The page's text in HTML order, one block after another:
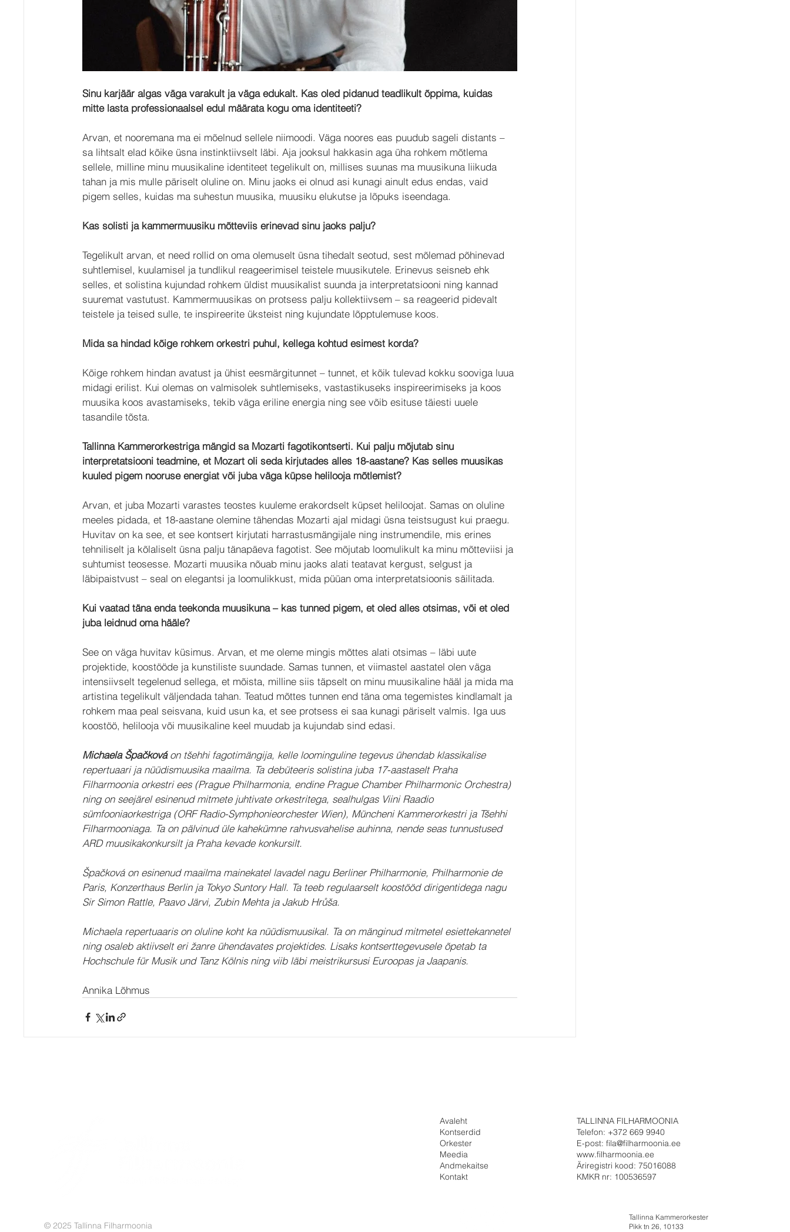
Sinu karjäär algas väga varakult ja väga edukalt. Kas oled pidanud teadlikult õppima, kuidas
mitte lasta professionaalsel edul määrata kogu oma identiteeti?
Arvan, et nooremana ma ei mõelnud sellele niimoodi. Väga noores eas puudub sageli distants –
sa lihtsalt elad kõike üsna instinktiivselt läbi. Aja jooksul hakkasin aga üha rohkem mõtlema
sellele, milline minu muusikaline identiteet tegelikult on, millises suunas ma muusikuna liikuda
tahan ja mis mulle päriselt oluline on. Minu jaoks ei olnud asi kunagi ainult edus endas, vaid
pigem selles, kuidas ma suhestun muusika, muusiku elukutse ja lõpuks iseendaga.
Kas solisti ja kammermuusiku mõtteviis erinevad sinu jaoks palju?
Tegelikult arvan, et need rollid on oma olemuselt üsna tihedalt seotud, sest mõlemad põhinevad
suhtlemisel, kuulamisel ja tundlikul reageerimisel teistele muusikutele. Erinevus seisneb ehk
selles, et solistina kujundad rohkem üldist muusikalist suunda ja interpretatsiooni ning kannad
suuremat vastutust. Kammermuusikas on protsess palju kollektiivsem – sa reageerid pidevalt
teistele ja teised sulle, te inspireerite üksteist ning kujundate lõpptulemuse koos.
Mida sa hindad kõige rohkem orkestri puhul, kellega kohtud esimest korda?
Kõige rohkem hindan avatust ja ühist eesmärgitunnet – tunnet, et kõik tulevad kokku sooviga luua
midagi erilist. Kui olemas on valmisolek suhtlemiseks, vastastikuseks inspireerimiseks ja koos
muusika koos avastamiseks, tekib väga eriline energia ning see võib esituse täiesti uuele
tasandile tõsta.
Tallinna Kammerorkestriga mängid sa Mozarti fagotikontserti. Kui palju mõjutab sinu
interpretatsiooni teadmine, et Mozart oli seda kirjutades alles 18-aastane? Kas selles muusikas
kuuled pigem nooruse energiat või juba väga küpse helilooja mõtlemist?
Arvan, et juba Mozarti varastes teostes kuuleme erakordselt küpset heliloojat. Samas on oluline
meeles pidada, et 18-aastane olemine tähendas Mozarti ajal midagi üsna teistsugust kui praegu.
Huvitav on ka see, et see kontsert kirjutati harrastusmängijale ning instrumendile, mis erines
tehniliselt ja kõlaliselt üsna palju tänapäeva fagotist. See mõjutab loomulikult ka minu mõtteviisi ja
suhtumist teosesse. Mozarti muusika nõuab minu jaoks alati teatavat kergust, selgust ja
läbipaistvust – seal on elegantsi ja loomulikkust, mida püüan oma interpretatsioonis säilitada.
Kui vaatad täna enda teekonda muusikuna – kas tunned pigem, et oled alles otsimas, või et oled
juba leidnud oma hääle?
See on väga huvitav küsimus. Arvan, et me oleme mingis mõttes alati otsimas – läbi uute
projektide, koostööde ja kunstiliste suundade. Samas tunnen, et viimastel aastatel olen väga
intensiivselt tegelenud sellega, et mõista, milline siis täpselt on minu muusikaline hääl ja mida ma
artistina tegelikult väljendada tahan. Teatud mõttes tunnen end täna oma tegemistes kindlamalt ja
rohkem maa peal seisvana, kuid usun ka, et see protsess ei saa kunagi päriselt valmis. Iga uus
koostöö, helilooja või muusikaline keel muudab ja kujundab sind edasi.
Michaela Špačková on tšehhi fagotimängija, kelle loominguline tegevus ühendab klassikalise
repertuaari ja nüüdismuusika maailma. Ta debüteeris solistina juba 17-aastaselt Praha
Filharmoonia orkestri ees (Prague Philharmonia, endine Prague Chamber Philharmonic Orchestra)
ning on seejärel esinenud mitmete juhtivate orkestritega, sealhulgas Viini Raadio
sümfooniaorkestriga (ORF Radio-Symphonieorchester Wien), Müncheni Kammerorkestri ja Tšehhi
Filharmooniaga. Ta on pälvinud üle kahekümne rahvusvahelise auhinna, nende seas tunnustused
ARD muusikakonkursilt ja Praha kevade konkursilt.
Špačková on esinenud maailma mainekatel lavadel nagu Berliner Philharmonie, Philharmonie de
Paris, Konzerthaus Berlin ja Tokyo Suntory Hall. Ta teeb regulaarselt koostööd dirigentidega nagu
Sir Simon Rattle, Paavo Järvi, Zubin Mehta ja Jakub Hrůša.
Michaela repertuaaris on oluline koht ka nüüdismuusikal. Ta on mänginud mitmetel esiettekannetel
ning osaleb aktiivselt eri žanre ühendavates projektides. Lisaks kontserttegevusele õpetab ta
Hochschule für Musik und Tanz Kölnis ning viib läbi meistrikursusi Euroopas ja Jaapanis.
Annika Lõhmus
© 2025 Tallinna Filharmoonia
Avaleht
Kontserdid
Orkester
Meedia
Andmekaitse
Kontakt
TALLINNA FILHARMOONIA
Telefon: +372 669 9940
E-post: fila@filharmoonia.ee
www.filharmoonia.ee
Äriregistri kood: 75016088
KMKR nr: 100536597
Tallinna Kammerorkester
Pikk tn 26, 10133